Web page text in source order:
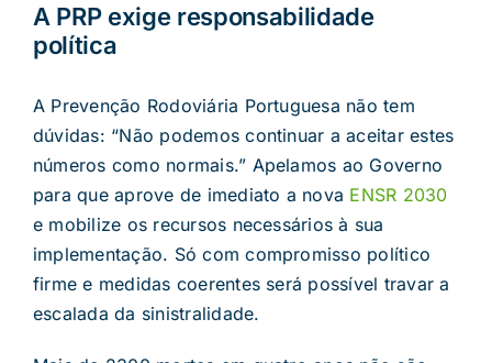
A PRP exige responsabilidade
política
A Prevenção Rodoviária Portuguesa não tem
dúvidas: “Não podemos continuar a aceitar estes
números como normais.” Apelamos ao Governo
para que aprove de imediato a nova ENSR 2030
e mobilize os recursos necessários à sua
implementação. Só com compromisso político
firme e medidas coerentes será possível travar a
escalada da sinistralidade.